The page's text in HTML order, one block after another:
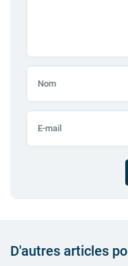
D'autres articles